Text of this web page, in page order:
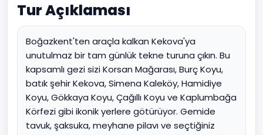
Tur Açıklaması
Boğazkent'ten araçla kalkan Kekova'ya
unutulmaz bir tam günlük tekne turuna çıkın. Bu
kapsamlı gezi sizi Korsan Mağarası, Burç Koyu,
batık şehir Kekova, Simena Kaleköy, Hamidiye
Koyu, Gökkaya Koyu, Çağıllı Koyu ve Kaplumbağa
Körfezi gibi ikonik yerlere götürüyor. Gemide
tavuk, şaksuka, meyhane pilavı ve seçtiğiniz